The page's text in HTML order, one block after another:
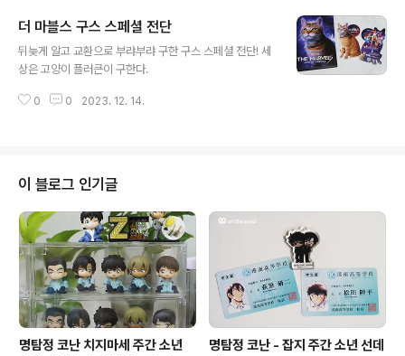
전에서 받은 스페셜 티켓 메가박스에서 받은 메인 포스터
랑 씨네큐에서 받은 오리지널 포스터&산드라 포스터 우리
나라 메인 포스터에서 구도 바꾼 거 되게 인상적이다. 3차
세트 일본 전단 종이인데도 왤케 시끄럽게 느껴질까 ㅋㅋ
더 마블스 구스 스페셜 전단
뒤늦게 알고 교환으로 부랴부랴 구한 구스 스페셜 전단! 세
상은 고양이 플러큰이 구한다.
0 0 2023. 12. 14.
이 블로그 인기글
명탐정 코난 치지마세 주간 소년
명탐정 코난 - 잡지 주간 소년 선데